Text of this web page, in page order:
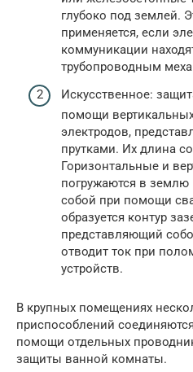
глубоко под землей.
применяется, если
коммуникации
трубопроводным
Искусственное:
помощи
электродов,
прутками. Их длина
Горизонтальные и
погружаются в
собой при помощи
образуется контур
представляющий
отводит ток при
устройств.
В крупных помещениях
приспособлений
помощи отдельных
защиты ванной комнаты.